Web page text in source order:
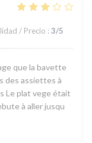
/ Precio : 3/5
que la bavette
des assiettes à
Le plat vege était
à aller jusqu